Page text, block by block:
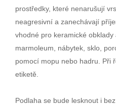
prostředky, které nenarušují
neagresivní a zanechávají
vhodné pro keramické obklady
marmoleum, nábytek, sklo,
pomocí mopu nebo hadru. Při
etiketě.
Podlaha se bude lesknout i